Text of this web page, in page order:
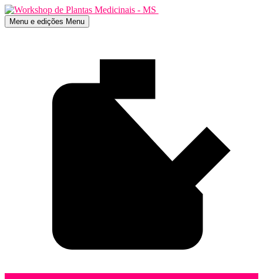
Menu e edições Menu